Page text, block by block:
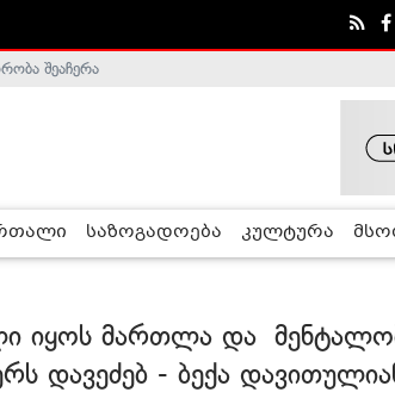
- ჰელსინკის კომისია
შეაჩერა
საზოგადოება კულტურა
იყოს მართლა და
დავეძებ - ბექა